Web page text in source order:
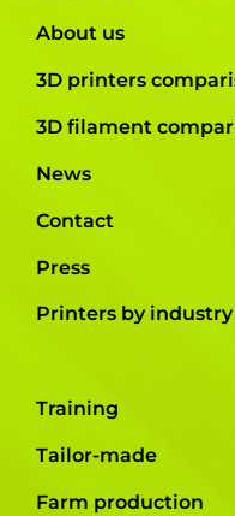
About us
3D printers
3D filament
News
Contact
Press
Printers by industry
Training
Tailor-made
Farm production